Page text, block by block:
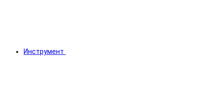
Инструмент